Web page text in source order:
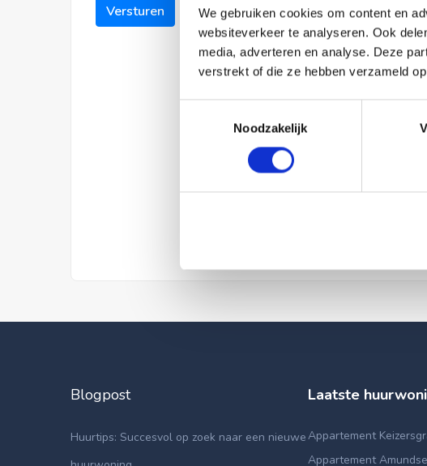
We gebruiken cookies om content en
websiteverkeer te analyseren. Ook
media, adverteren en analyse. Deze
verstrekt of die ze hebben verzameld
Noodzakelijk
Versturen
Blogpost
Huurtips: Succesvol op zoek naar een nieuwe
Laatste
Appartement
Appartement